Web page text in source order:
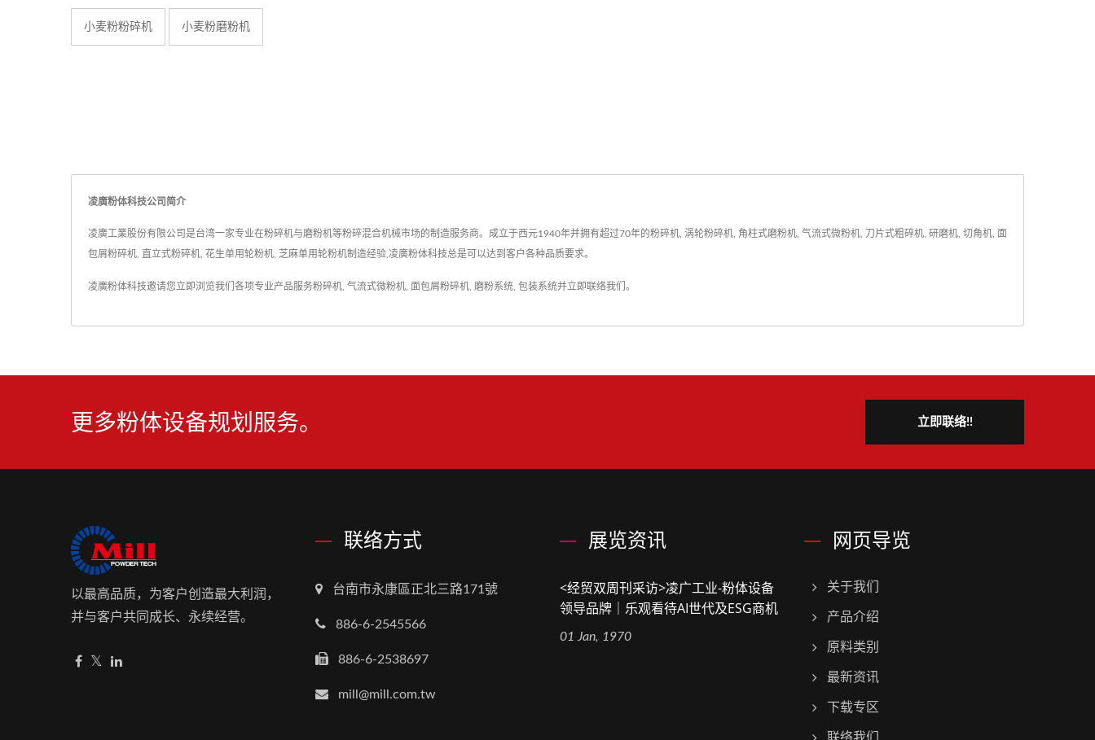
小麦粉粉碎机 小麦粉磨粉机
凌廣粉体科技公司简介
凌廣工業股份有限公司是台湾一家专业在粉碎机与磨粉机等粉碎混合机械市场的制造服务商。成立于西元1940年并拥有超过70年的粉碎机, 涡轮粉碎机, 角柱式磨粉机, 气流式微粉机, 刀片式粗碎机, 研磨机, 切角机, 面
包屑粉碎机, 直立式粉碎机, 花生单用轮粉机, 芝麻单用轮粉机制造经验,凌廣粉体科技总是可以达到客户各种品质要求。
凌廣粉体科技邀请您立即浏览我们各项专业产品服务粉碎机 气流式微粉机 面包屑粉碎机 磨粉系统 包装系统并 立即联络我们 。
更多粉体设备规划服务。 立即联络!!
以最高品质，为客户创造最大利润，
并与客户共同成长、永续经营。
联络方式
台南市永康區正北三路171號
886-6-2545566
886-6-2538697
mill@mill.com.tw
展览资讯
<经贸双周刊采访>凌广工业-粉体设备
领导品牌｜乐观看待AI世代及ESG商机
01 Jan, 1970
网页导览
关于我们
产品介绍
原料类别
最新资讯
下载专区